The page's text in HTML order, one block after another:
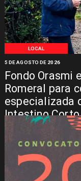
LOCAL
Fondo Orasmi
Romeral para
especializada
Intestino Corto
5 DE AGOSTO DE 2026